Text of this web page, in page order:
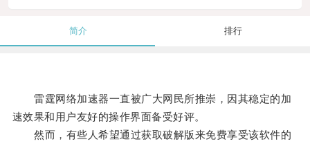
简介 排行
雷霆网络加速器一直被广大网民所推崇，因其稳定的加
速效果和用户友好的操作界面备受好评。
然而，有些人希望通过获取破解版来免费享受该软件的